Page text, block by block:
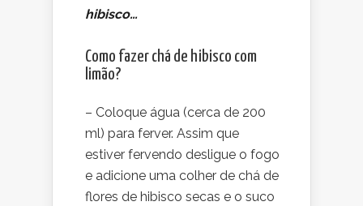
hibisco…
Como fazer chá de hibisco com
limão?
– Coloque água (cerca de 200
ml) para ferver. Assim que
estiver fervendo desligue o fogo
e adicione uma colher de chá de
flores de hibisco secas e o suco